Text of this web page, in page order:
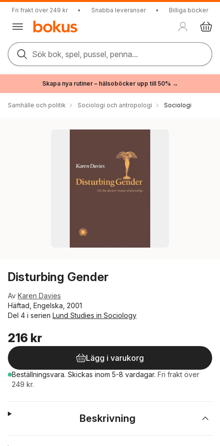
Fri frakt över 249 kr • Snabba leveranser • Billiga böcker
Sök bok, spel, pussel, penna...
Skapa nya rutiner – hälsoböcker upp till 50% →
Samhälle och politik Sociologi och antropologi Sociologi
Disturbing Gender
Av Karen Davies
Häftad, Engelska, 2001
Del 4 i serien Lund Studies in Sociology
216 kr
Lägg i varukorg
Beställningsvara. Skickas inom 5-8 vardagar. Fri frakt över
249 kr.
Beskrivning